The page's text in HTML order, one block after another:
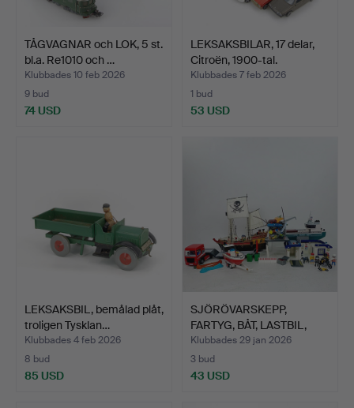
TÅGVAGNAR och LOK, 5 st.
bl.a. Re1010 och …
Klubbades 10 feb 2026
9 bud
74 USD
LEKSAKSBILAR, 17 delar,
Citroën, 1900-tal.
Klubbades 7 feb 2026
1 bud
53 USD
LEKSAKSBIL, bemålad plåt,
troligen Tysklan…
Klubbades 4 feb 2026
8 bud
85 USD
SJÖRÖVARSKEPP,
FARTYG, BÅT, LASTBIL,
POLIS…
Klubbades 29 jan 2026
3 bud
43 USD